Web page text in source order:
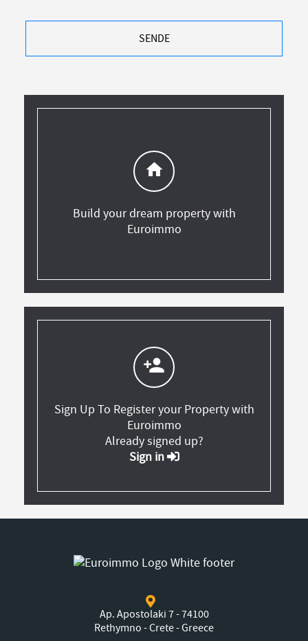
SENDE
home
Build your dream property with
Euroimmo
person_add
Sign Up To Register your Property with
Euroimmo
Already signed up?
Sign in
Ap. Apostolaki 7 - 74100
Rethymno - Crete - Greece